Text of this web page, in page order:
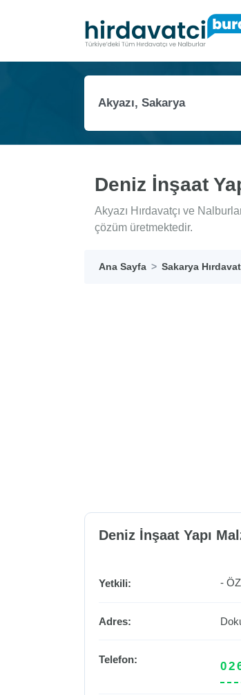
Deniz İnşaat
Akyazı Hırdavatçı ve
çözüm üretmektedir.
Ana Sayfa Sakarya
Deniz İnşaat Yapı
Yetkili: -
Adres:
Telefon: